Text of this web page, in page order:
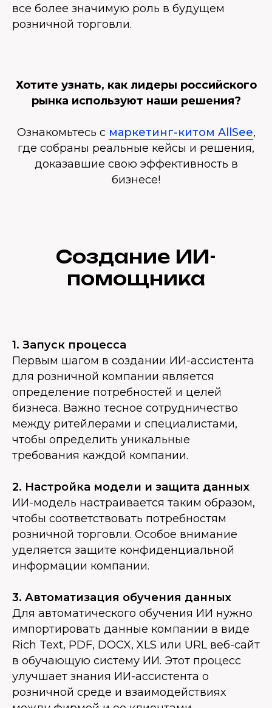
все более значимую роль в будущем
розничной торговли.
Хотите узнать, как лидеры российского
рынка используют наши решения?
Ознакомьтесь с маркетинг-китом AllSee,
где собраны реальные кейсы и решения,
доказавшие свою эффективность в
бизнесе!
Создание ИИ-
помощника
1. Запуск процесса
Первым шагом в создании ИИ-ассистента
для розничной компании является
определение потребностей и целей
бизнеса. Важно тесное сотрудничество
между ритейлерами и специалистами,
чтобы определить уникальные
требования каждой компании.
2. Настройка модели и защита данных
ИИ-модель настраивается таким образом,
чтобы соответствовать потребностям
розничной торговли. Особое внимание
уделяется защите конфиденциальной
информации компании.
3. Автоматизация обучения данных
Для автоматического обучения ИИ нужно
импортировать данные компании в виде
Rich Text, PDF, DOCX, XLS или URL веб-сайт
в обучающую систему ИИ. Этот процесс
улучшает знания ИИ-ассистента о
розничной среде и взаимодействиях